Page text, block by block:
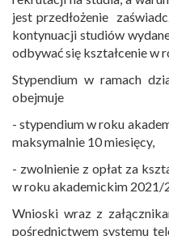
jest przedłożenie
kontynuacji studiów
odbywać się kształcenie w
Stypendium w ramach
obejmuje
- stypendium w roku
maksymalnie 10 miesięcy,
- zwolnienie z opłat za
w roku akademickim 2021/
Wnioski wraz z
pośrednictwem systemu